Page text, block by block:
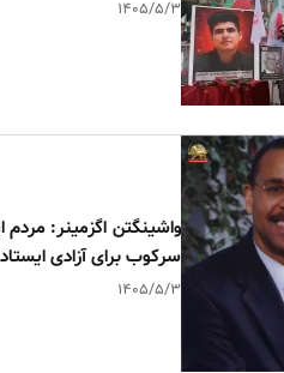
۱۴۰۵/۵/۳
واشینگتن اگزمینر:
سرکوب برای آزادی
۱۴۰۵/۵/۳